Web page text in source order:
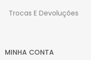
Trocas E Devoluções
MINHA CONTA